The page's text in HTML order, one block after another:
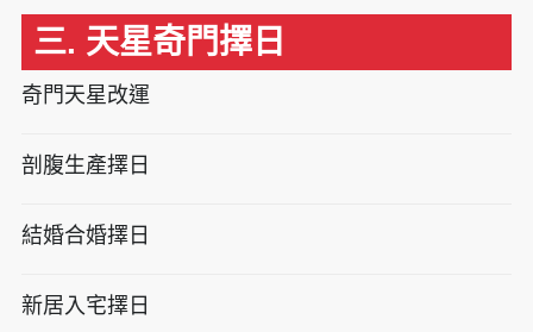
三. 天星奇門擇日
奇門天星改運
剖腹生產擇日
結婚合婚擇日
新居入宅擇日